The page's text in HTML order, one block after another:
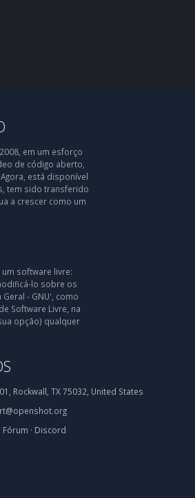
em um esforço
de código aberto,
está disponível
tem sido transferido
a crescer como um
software livre:
lo sobre os
- GNU', como
Software Livre, na
opção) qualquer
Rockwall, TX 75032, United States
Fórum · Discord